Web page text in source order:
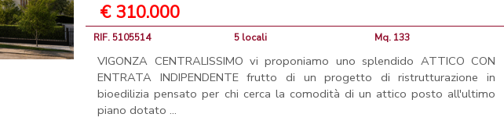
€ 310.000
RIF. 5105514 5 locali Mq. 133
VIGONZA CENTRALISSIMO vi proponiamo uno splendido ATTICO CON
ENTRATA INDIPENDENTE frutto di un progetto di ristrutturazione in
bioedilizia pensato per chi cerca la comodità di un attico posto all'ultimo
piano dotato ...